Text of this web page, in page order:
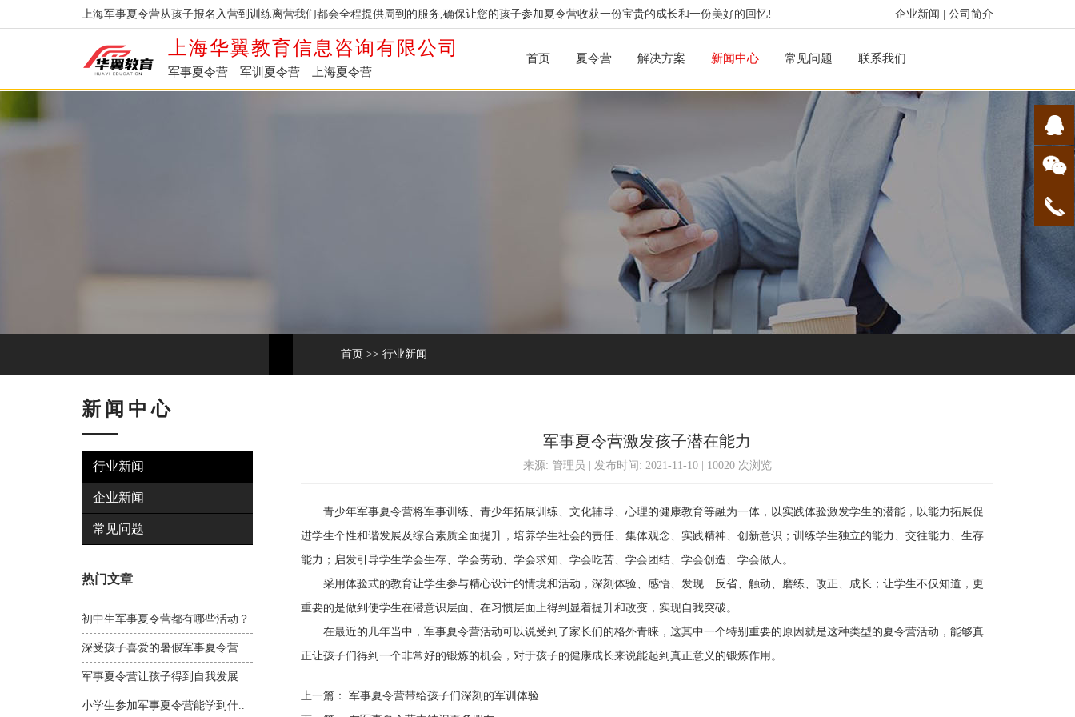
企业新闻 公司简介
上海军事夏令营从孩子报名入营到训练离营我们都会全程提供周到的服务,确保让您的孩子参加夏令营收获一份宝贵的成长和一份美好的回忆!
上海华翼教育信息咨询有限公司
军事夏令营 军训夏令营 上海夏令营
首页 夏令营 解决方案 新闻中心 常见问题 联系我们
首页 >> 行业新闻
新闻中心
行业新闻
企业新闻
常见问题
热门文章
初中生军事夏令营都有哪些活动？
深受孩子喜爱的暑假军事夏令营
军事夏令营让孩子得到自我发展
小学生参加军事夏令营能学到什..
军事夏令营激发孩子潜在能力
来源: 管理员 | 发布时间: 2021-11-10 | 10020 次浏览
青少年军事夏令营将军事训练、青少年拓展训练、文化辅导、心理的健康教育等融为一体，以实践体验激发学生的潜能，以能力拓展促
进学生个性和谐发展及综合素质全面提升，培养学生社会的责任、集体观念、实践精神、创新意识；训练学生独立的能力、交往能力、生存
能力；启发引导学生学会生存、学会劳动、学会求知、学会吃苦、学会团结、学会创造、学会做人。
采用体验式的教育让学生参与精心设计的情境和活动，深刻体验、感悟、发现 反省、触动、磨练、改正、成长；让学生不仅知道，更
重要的是做到使学生在潜意识层面、在习惯层面上得到显着提升和改变，实现自我突破。
在最近的几年当中，军事夏令营活动可以说受到了家长们的格外青睐，这其中一个特别重要的原因就是这种类型的夏令营活动，能够真
正让孩子们得到一个非常好的锻炼的机会，对于孩子的健康成长来说能起到真正意义的锻炼作用。
上一篇：
军事夏令营带给孩子们深刻的军训体验